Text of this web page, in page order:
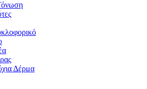
Δέρμα